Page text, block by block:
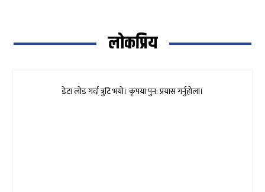
लोकप्रिय
डेटा लोड गर्दा त्रुटि भयो। कृपया पुन: प्रयास गर्नुहोला।